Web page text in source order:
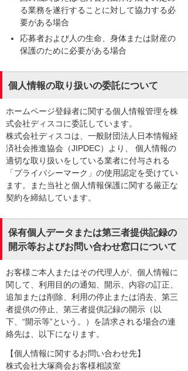
る業務を遂行することに対して協力する必
要がある場合
応募者および人の生命、身体または財産の
保護のために必要がある場合
個人情報の取り扱いの委託について
ホームページ登録者に関する個人情報管理を株
式会社ディスコに委託しています。
株式会社ディスコは、一般財団法人日本情報経
済社会推進協会（JIPDEC）より、 個人情報の
適切な取り扱いをしている業者に付与される
「プライバシーマーク」の使用認定を受けてい
ます。また当社と個人情報保護に関する厳正な
契約を締結しています。
保有個人データまたは第三者提供記録の
開示等およびお問い合わせ窓口について
お客様ご本人またはその代理人が、個人情報に
関して、利用目的の通知、開示、内容の訂正、
追加または削除、利用の停止または消去、第三
者提供の停止、第三者提供記録の開示（以
下、“開示等”という。）を請求される場合の連
絡先は、以下になります。
【個人情報に関するお問い合わせ先】
株式会社大塚商会お客様相談室